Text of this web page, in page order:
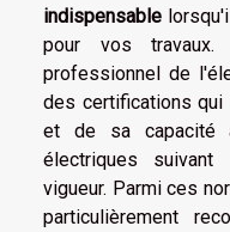
indispensable
pour vos
professionnel de
des certifications
et de sa capacité
électriques
vigueur. Parmi ces
particulièrement